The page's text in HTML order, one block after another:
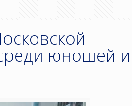
юношей и